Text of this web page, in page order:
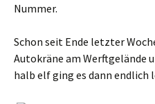
Nummer.
Schon seit Ende letzter
Autokräne am Werftgelände
halb elf ging es dann endlich